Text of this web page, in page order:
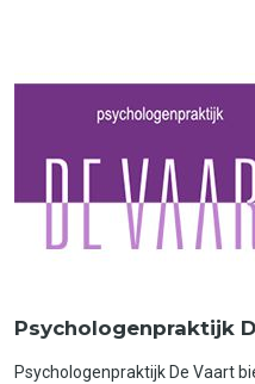
Psychologenpraktijk
Psychologenpraktijk De Vaart